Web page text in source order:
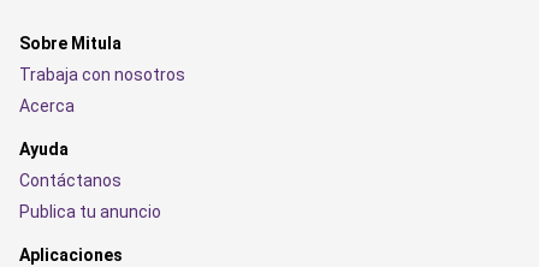
Sobre Mitula
Trabaja con nosotros
Acerca
Ayuda
Contáctanos
Publica tu anuncio
Aplicaciones